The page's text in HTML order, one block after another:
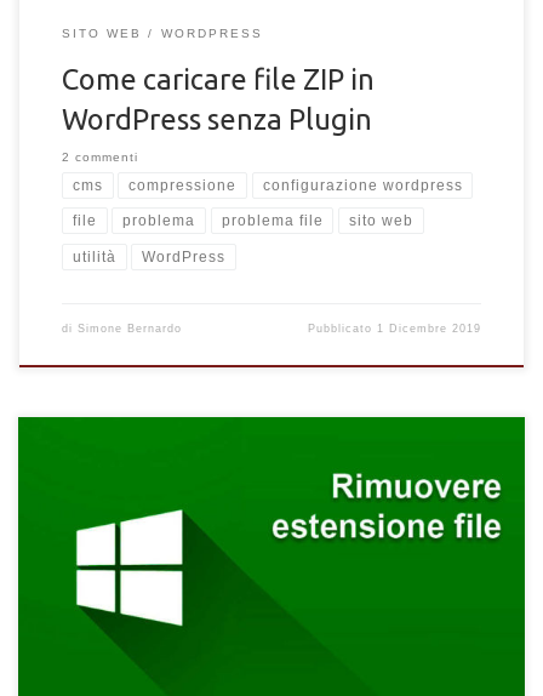
SITO WEB WORDPRESS
Come caricare file ZIP in
WordPress senza Plugin
2 commenti
cms compressione configurazione wordpress
file problema problema file sito web
utilità WordPress
di Simone Bernardo Pubblicato 1 Dicembre 2019
Come rimuovere l'estensione del nome dei file in Windows.
Segui la procedura per rimuovere o nascondere il formato dei